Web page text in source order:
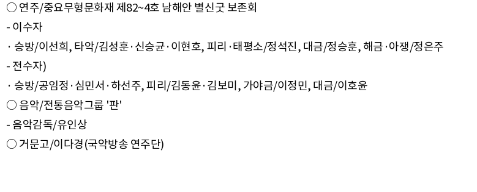
○ 연주/중요무형문화재 제82~4호 남해안 별신굿 보존회
- 이수자
· 승방/이선희, 타악/김성훈·신승균·이현호, 피리·태평소/정석진, 대금/정승훈, 해금·아쟁/정은주
- 전수자)
· 승방/공임정·심민서·하선주, 피리/김동윤·김보미, 가야금/이정민, 대금/이호윤
○ 음악/전통음악그룹 '판'
- 음악감독/유인상